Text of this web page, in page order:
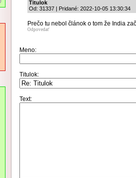
Titulok
Od: 31337 | Pridané: 2022-10-05 13:30:34
Prečo tu nebol článok o tom že India
Odpovedať
Meno:
Titulok:
Text: